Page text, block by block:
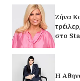
Ζήνα
στο
Η